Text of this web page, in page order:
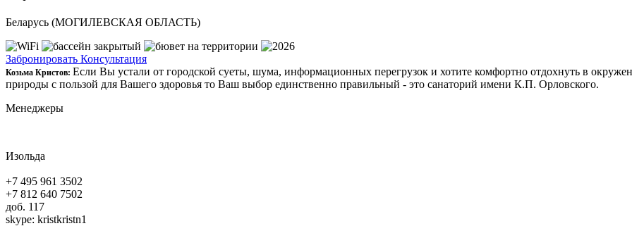
Беларусь (МОГИЛЕВСКАЯ ОБЛАСТЬ)
Забронировать Консультация
Козьма Кристов: Если Вы устали от городской суеты, шума, информационных перегрузок и хотите комфортно отдохнуть в
природы с пользой для Вашего здоровья то Ваш выбор единственно правильный - это санаторий имени К.П. Орловского.
Менеджеры
Изольда
+7 495 961 3502
+7 812 640 7502
доб. 117
skype: kristkristn1